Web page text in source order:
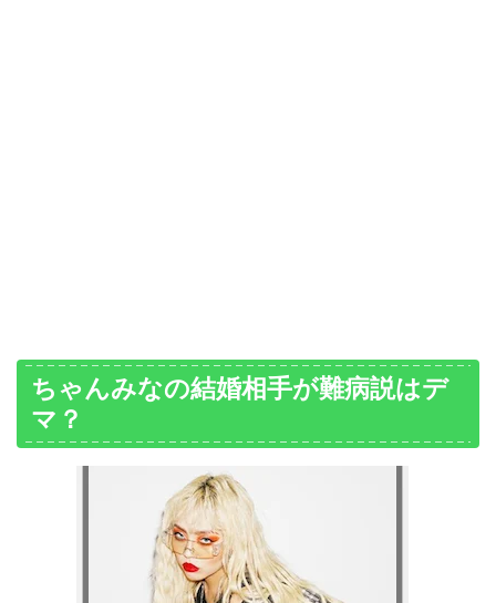
ちゃんみなの結婚相手が難病説はデ
マ？